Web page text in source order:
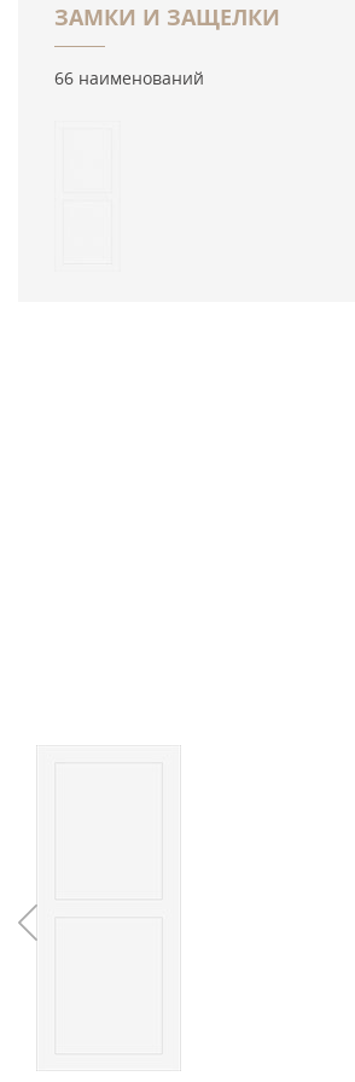
ЗАМКИ И ЗАЩЕЛКИ
66 наименований